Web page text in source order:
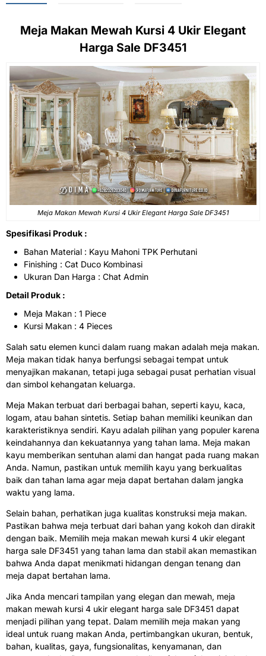
Meja Makan Mewah Kursi 4 Ukir Elegant
Harga Sale DF3451
Meja Makan Mewah Kursi 4 Ukir Elegant Harga Sale DF3451
Spesifikasi Produk :
Bahan Material : Kayu Mahoni TPK Perhutani
Finishing : Cat Duco Kombinasi
Ukuran Dan Harga : Chat Admin
Detail Produk :
Meja Makan : 1 Piece
Kursi Makan : 4 Pieces
Salah satu elemen kunci dalam ruang makan adalah meja makan.
Meja makan tidak hanya berfungsi sebagai tempat untuk
menyajikan makanan, tetapi juga sebagai pusat perhatian visual
dan simbol kehangatan keluarga.
Meja Makan terbuat dari berbagai bahan, seperti kayu, kaca,
logam, atau bahan sintetis. Setiap bahan memiliki keunikan dan
karakteristiknya sendiri. Kayu adalah pilihan yang populer karena
keindahannya dan kekuatannya yang tahan lama. Meja makan
kayu memberikan sentuhan alami dan hangat pada ruang makan
Anda. Namun, pastikan untuk memilih kayu yang berkualitas
baik dan tahan lama agar meja dapat bertahan dalam jangka
waktu yang lama.
Selain bahan, perhatikan juga kualitas konstruksi meja makan.
Pastikan bahwa meja terbuat dari bahan yang kokoh dan dirakit
dengan baik. Memilih meja makan mewah kursi 4 ukir elegant
harga sale DF3451 yang tahan lama dan stabil akan memastikan
bahwa Anda dapat menikmati hidangan dengan tenang dan
meja dapat bertahan lama.
Jika Anda mencari tampilan yang elegan dan mewah, meja
makan mewah kursi 4 ukir elegant harga sale DF3451 dapat
menjadi pilihan yang tepat. Dalam memilih meja makan yang
ideal untuk ruang makan Anda, pertimbangkan ukuran, bentuk,
bahan, kualitas, gaya, fungsionalitas, kenyamanan, dan